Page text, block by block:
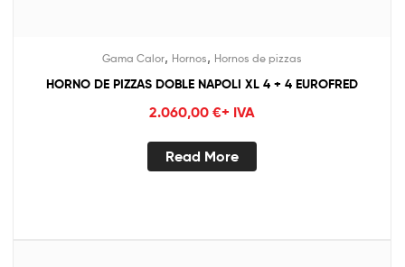
Gama Calor, Hornos, Hornos de pizzas
HORNO DE PIZZAS DOBLE NAPOLI XL 4 + 4 EUROFRED
2.060,00 €+ IVA
Read More